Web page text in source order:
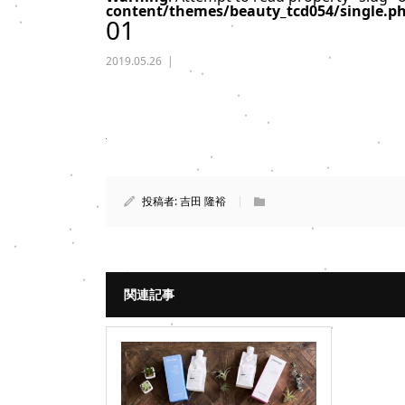
content/themes/beauty_tcd054/
01
2019.05.26
投稿者:吉田 隆裕
関連記事